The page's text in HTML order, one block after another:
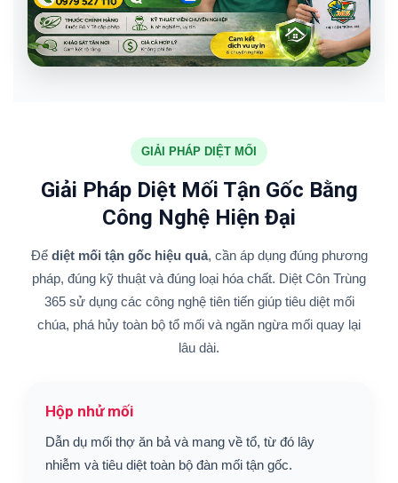
GIẢI PHÁP DIỆT MỐI
Giải Pháp Diệt Mối Tận Gốc Bằng
Công Nghệ Hiện Đại
Để diệt mối tận gốc hiệu quả, cần áp dụng đúng phương
pháp, đúng kỹ thuật và đúng loại hóa chất. Diệt Côn Trùng
365 sử dụng các công nghệ tiên tiến giúp tiêu diệt mối
chúa, phá hủy toàn bộ tổ mối và ngăn ngừa mối quay lại
lâu dài.
Hộp nhử mối
Dẫn dụ mối thợ ăn bả và mang về tổ, từ đó lây
nhiễm và tiêu diệt toàn bộ đàn mối tận gốc.